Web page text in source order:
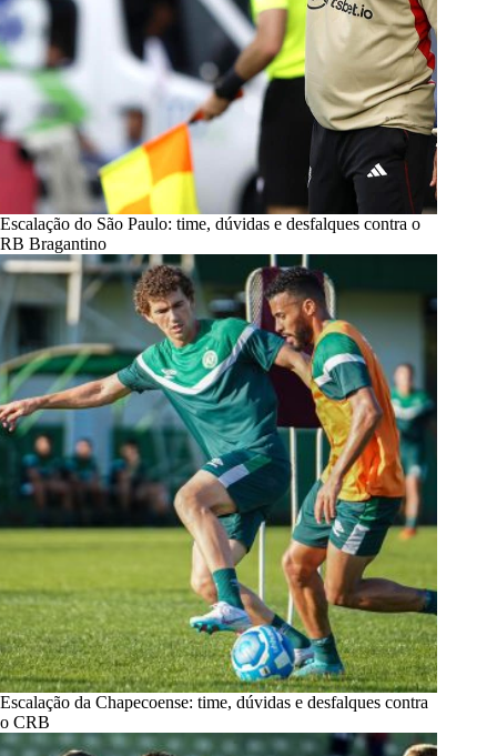
Escalação do São Paulo: time, dúvidas e desfalques contra o
RB Bragantino
Escalação da Chapecoense: time, dúvidas e desfalques contra
o CRB